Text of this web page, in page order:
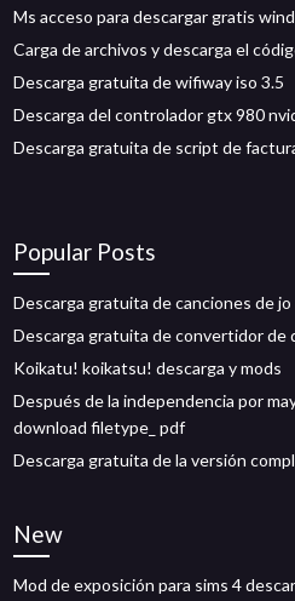
Ms acceso para descargar gratis
Carga de archivos y descarga el
Descarga gratuita de wifiway iso 3.5
Descarga del controlador gtx 980
Descarga gratuita de script de
Popular Posts
Descarga gratuita de canciones de
Descarga gratuita de convertidor de
Koikatu! koikatsu! descarga y mods
Después de la independencia por
download filetype_ pdf
Descarga gratuita de la versión
New
Mod de exposición para sims 4